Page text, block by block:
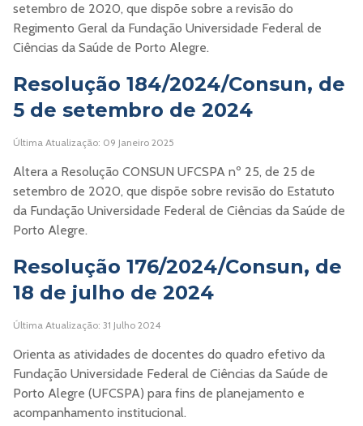
setembro de 2020, que dispõe sobre a revisão do
Regimento Geral da Fundação Universidade Federal de
Ciências da Saúde de Porto Alegre.
Resolução 184/2024/Consun, de
5 de setembro de 2024
Última Atualização: 09 Janeiro 2025
Altera a Resolução CONSUN UFCSPA nº 25, de 25 de
setembro de 2020, que dispõe sobre revisão do Estatuto
da Fundação Universidade Federal de Ciências da Saúde de
Porto Alegre.
Resolução 176/2024/Consun, de
18 de julho de 2024
Última Atualização: 31 Julho 2024
Orienta as atividades de docentes do quadro efetivo da
Fundação Universidade Federal de Ciências da Saúde de
Porto Alegre (UFCSPA) para fins de planejamento e
acompanhamento institucional.